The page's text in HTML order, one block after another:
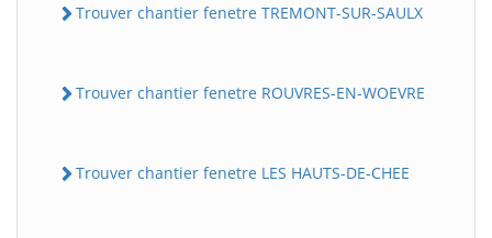
Trouver chantier fenetre TREMONT-SUR-SAULX
Trouver chantier fenetre ROUVRES-EN-WOEVRE
Trouver chantier fenetre LES HAUTS-DE-CHEE